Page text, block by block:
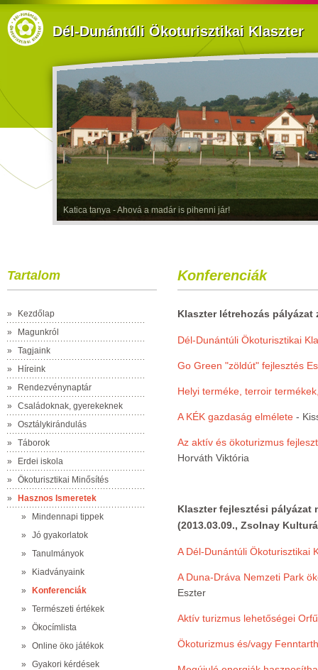
Dél-Dunántúli Ökoturisztikai Klaszter
Katica tanya - Ahová a madár is pihenni jár!
Tartalom
»
Kezdőlap
»
Magunkról
»
Tagjaink
»
Híreink
»
Rendezvénynaptár
»
Családoknak, gyerekeknek
»
Osztálykirándulás
»
Táborok
»
Erdei iskola
»
Ökoturisztikai Minősítés
»
Hasznos Ismeretek
»
Mindennapi tippek
»
Jó gyakorlatok
»
Tanulmányok
»
Kiadványaink
»
Konferenciák
»
Természeti értékek
»
Ökocímlista
»
Online öko játékok
»
Gyakori kérdések
Konferenciák
Klaszter létrehozás
Dél-Dunántúli Ökoturisztikai
Go Green "zöldút" fejlesztés
Helyi terméke, terroir
A KÉK gazdaság elmélete -
Az aktív és ökoturizmus
Horváth Viktória
Klaszter fejlesztési pályázat
(2013.03.09., Zsolnay
A Dél-Dunántúli Ökoturisztikai
A Duna-Dráva Nemzeti Park
Eszter
Aktív turizmus lehetőségei
Ökoturizmus és/vagy